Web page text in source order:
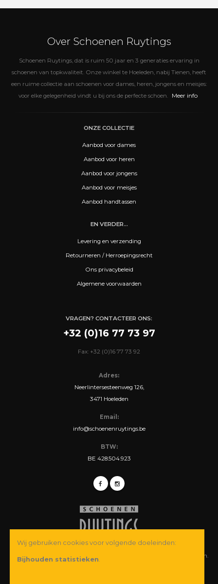
Over Schoenen Ruytings
Schoenen Ruytings, dat is ruim 50 jaar en 3 generaties ervaring in
schoenen van topkwaliteit. Onze winkel te Hoeleden, nabij Tienen, heeft
een ruime collectie aan schoenen voor dames, heren, jongens en meisjes:
voor elke gelegenheid vindt u bij ons de perfecte schoen.
Meer info
ONZE COLLECTIE
Aanbod voor dames
Aanbod voor heren
Aanbod voor jongens
Aanbod voor meisjes
Aanbod handtassen
EN VERDER...
Levering en verzending
Retourneren / Herroepingsrecht
Ons privacybeleid
Algemene voorwaarden
VRAGEN? CONTACTEER ONS:
+32 (0)16 77 73 97
Fax: +32 (0)16 77 73 92
Adres:
Neerlintersesteenweg 126,
3471 Hoeleden
Email:
info@schoenenruytings.be
BTW:
BE 428.504.923
© Copyright 2026 Schoenen Ruytings BVBA. Alle rechten voorbehouden.
Wij gebruiken cookies voor volgende doeleinden:
Bijhouden statistieken